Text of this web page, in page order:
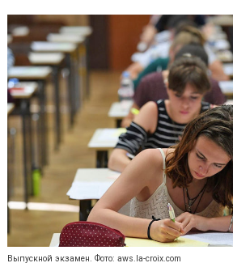
Выпускной экзамен. Фото: aws.la-croix.com